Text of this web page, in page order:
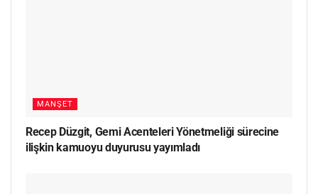
MANŞET
Recep Düzgit, Gemi Acenteleri Yönetmeliği sürecine
ilişkin kamuoyu duyurusu yayımladı